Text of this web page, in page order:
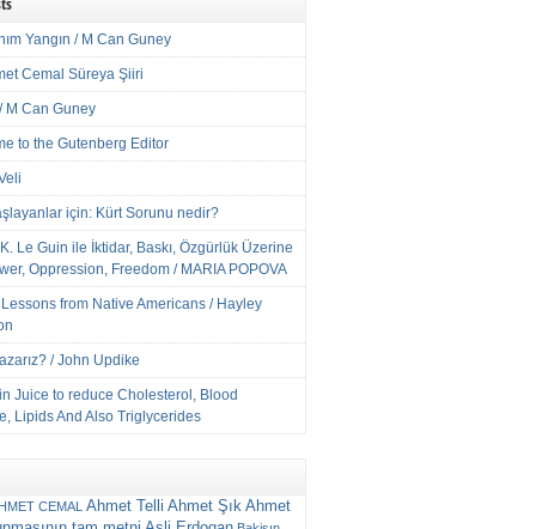
Yangın / M Can Guney
Cemal Süreya Şiiri
M Can Guney
to the Gutenberg Editor
için: Kürt Sorunu nedir?
Le Guin ile İktidar, Baskı, Özgürlük Üzerine
Oppression, Freedom / MARIA POPOVA
from Native Americans / Hayley
/ John Updike
Juice to reduce Cholesterol, Blood
Lipids And Also Triglycerides
CEMAL Ahmet Telli Ahmet Şık Ahmet